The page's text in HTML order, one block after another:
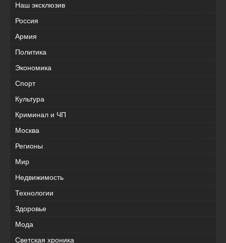
Наш эксклюзив
Россия
Армия
Политика
Экономика
Спорт
Культура
Криминал и ЧП
Москва
Регионы
Мир
Недвижимость
Технологии
Здоровье
Мода
Светская хроника